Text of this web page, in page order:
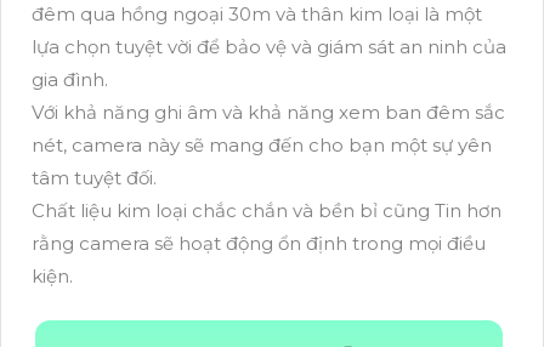
đêm qua hồng ngoại 30m và thân kim loại là một
lựa chọn tuyệt vời để bảo vệ và giám sát an ninh của
gia đình.
Với khả năng ghi âm và khả năng xem ban đêm sắc
nét, camera này sẽ mang đến cho bạn một sự yên
tâm tuyệt đối.
Chất liệu kim loại chắc chắn và bền bỉ cũng Tin hơn
rằng camera sẽ hoạt động ổn định trong mọi điều
kiện.